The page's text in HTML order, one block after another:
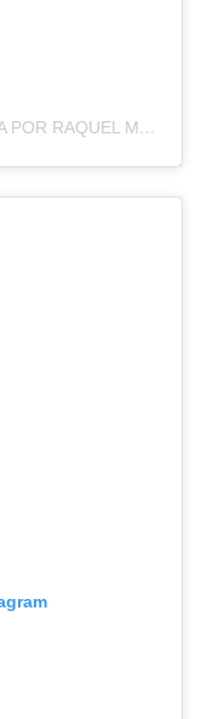
UMA PUBLICAÇÃO COMPARTILHADA POR RAQUEL MOREIRA (@BYRAQUELMOREIRA)